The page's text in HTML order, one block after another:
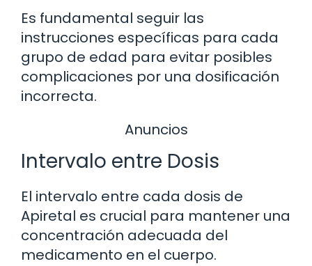
Es fundamental seguir las
instrucciones específicas para cada
grupo de edad para evitar posibles
complicaciones por una dosificación
incorrecta.
Anuncios
Intervalo entre Dosis
El intervalo entre cada dosis de
Apiretal es crucial para mantener una
concentración adecuada del
medicamento en el cuerpo.